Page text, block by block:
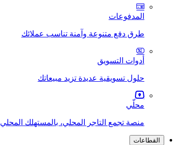
المدفوعات
طرق دفع متنوعة وآمنة تناسب عملائك
أدوات التسويق
حلول تسويقية عديدة تزيد مبيعاتك
محلّي
منصة تجمع التاجر المحلي، بالمستهلك المحلي
القطاعات